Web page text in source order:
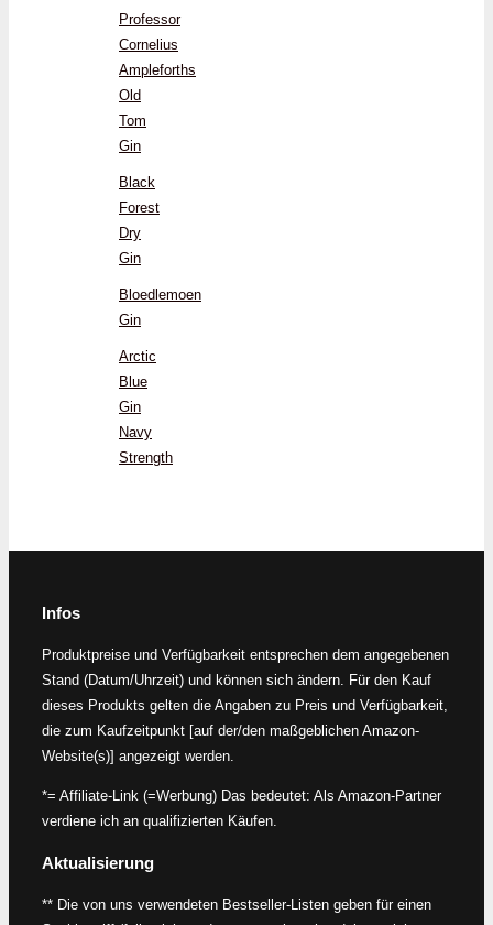
Professor
Cornelius
Ampleforths
Old
Tom
Gin
Black
Forest
Dry
Gin
Bloedlemoen
Gin
Arctic
Blue
Gin
Navy
Strength
Infos
Produktpreise und Verfügbarkeit entsprechen dem angegebenen
Stand (Datum/Uhrzeit) und können sich ändern. Für den Kauf
dieses Produkts gelten die Angaben zu Preis und Verfügbarkeit,
die zum Kaufzeitpunkt [auf der/den maßgeblichen Amazon-
Website(s)] angezeigt werden.
*= Affiliate-Link (=Werbung) Das bedeutet: Als Amazon-Partner
verdiene ich an qualifizierten Käufen.
Aktualisierung
** Die von uns verwendeten Bestseller-Listen geben für einen